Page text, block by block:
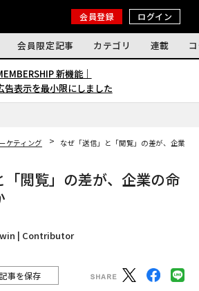
会員登録 ログイン
会員限定記事 カテゴリ 連載
新機能｜
告表示を最小限にしました
ケティング
なぜ「送信」と「閲覧」の差が、企業の
「閲覧」の差が、企業の命
| Contributor
記事を保存